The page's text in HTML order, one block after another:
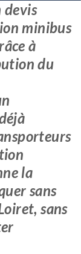
devis
minibus
à
du
la
sans
sans